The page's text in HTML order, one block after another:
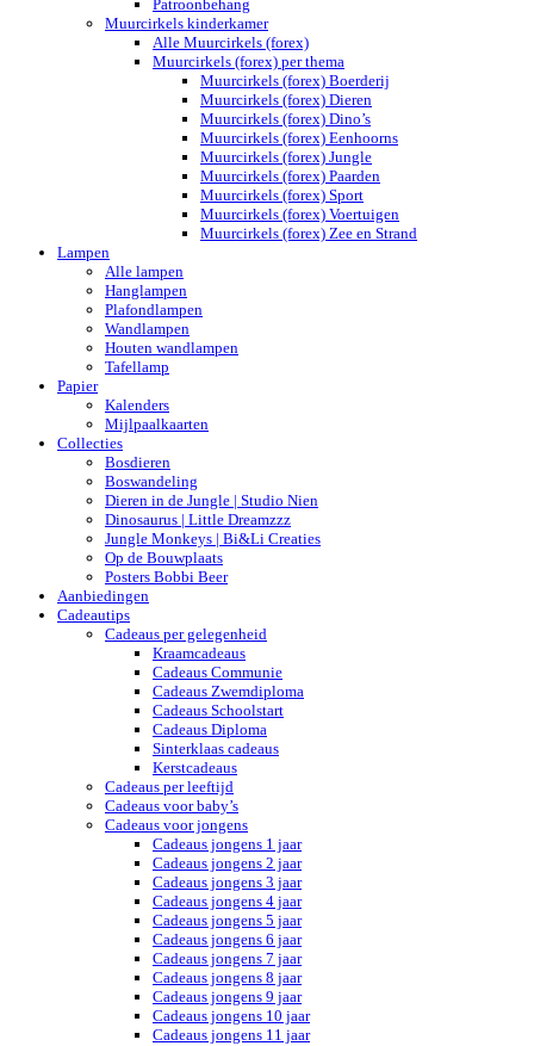
Patroonbehang
Muurcirkels kinderkamer
Alle Muurcirkels (forex)
Muurcirkels (forex) per thema
Muurcirkels (forex) Boerderij
Muurcirkels (forex) Dieren
Muurcirkels (forex) Dino’s
Muurcirkels (forex) Eenhoorns
Muurcirkels (forex) Jungle
Muurcirkels (forex) Paarden
Muurcirkels (forex) Sport
Muurcirkels (forex) Voertuigen
Muurcirkels (forex) Zee en Strand
Lampen
Alle lampen
Hanglampen
Plafondlampen
Wandlampen
Houten wandlampen
Tafellamp
Papier
Kalenders
Mijlpaalkaarten
Collecties
Bosdieren
Boswandeling
Dieren in de Jungle | Studio Nien
Dinosaurus | Little Dreamzzz
Jungle Monkeys | Bi&Li Creaties
Op de Bouwplaats
Posters Bobbi Beer
Aanbiedingen
Cadeautips
Cadeaus per gelegenheid
Kraamcadeaus
Cadeaus Communie
Cadeaus Zwemdiploma
Cadeaus Schoolstart
Cadeaus Diploma
Sinterklaas cadeaus
Kerstcadeaus
Cadeaus per leeftijd
Cadeaus voor baby’s
Cadeaus voor jongens
Cadeaus jongens 1 jaar
Cadeaus jongens 2 jaar
Cadeaus jongens 3 jaar
Cadeaus jongens 4 jaar
Cadeaus jongens 5 jaar
Cadeaus jongens 6 jaar
Cadeaus jongens 7 jaar
Cadeaus jongens 8 jaar
Cadeaus jongens 9 jaar
Cadeaus jongens 10 jaar
Cadeaus jongens 11 jaar